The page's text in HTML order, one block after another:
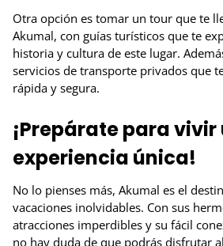
Otra opción es tomar un tour que te
Akumal, con guías turísticos que te
historia y cultura de este lugar.
servicios de transporte privados que
rápida y segura.
¡Prepárate para vivir
experiencia única!
No lo pienses más, Akumal es el
vacaciones inolvidables. Con sus
atracciones imperdibles y su fácil
no hay duda de que podrás disfrutar